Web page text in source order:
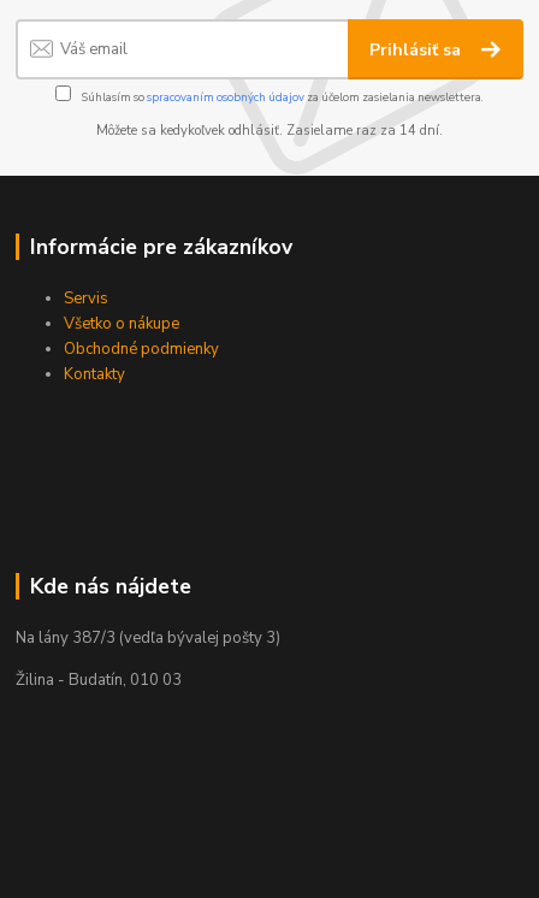
Prihlásiť sa
Súhlasím sospracovaním osobných údajov za účelom zasielania newslettera.
Môžete sa kedykoľvek odhlásiť. Zasielame raz za 14 dní.
Informácie pre zákazníkov
Servis
Všetko o nákupe
Obchodné podmienky
Kontakty
Kde nás nájdete
Na lány 387/3 (vedľa bývalej pošty 3)
Žilina - Budatín, 010 03